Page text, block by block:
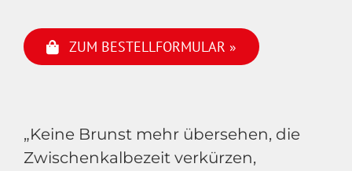
ZUM BESTELLFORMULAR »
„Keine Brunst mehr übersehen, die
Zwischenkalbezeit verkürzen,